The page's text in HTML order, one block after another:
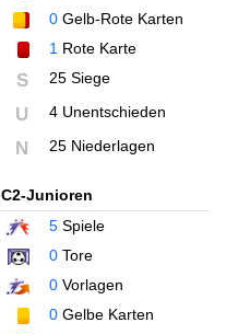
0Gelb-Rote Karten
1 Rote Karte
S 25 Siege
U 4 Unentschieden
N 25 Niederlagen
C2-Junioren
5Spiele
0Tore
0Vorlagen
0Gelbe Karten